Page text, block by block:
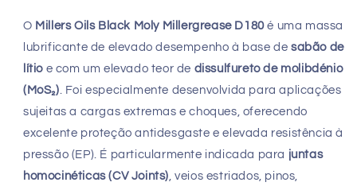
Lubrificante
EP
Molibdénio
Lubrificante
EP
com
Molibdénio
O Millers Oils Black Moly Millergrease D180é uma massa
lubrificante de elevado desempenho à base desabão de
lítio e com um elevado teor de dissulfureto de molibdénio
(MoS₂) . Foi especialmente desenvolvida para aplicações
sujeitas a cargas extremas e choques, oferecendo
excelente proteção antidesgaste e elevada resistência à
pressão (EP). É particularmente indicada para juntas
homocinéticas (CV Joints) , veios estriados, pinos,